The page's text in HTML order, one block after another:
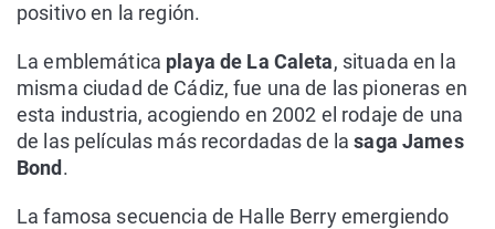
positivo en la región.
La emblemática playa de La Caleta, situada en la
misma ciudad de Cádiz, fue una de las pioneras en
esta industria, acogiendo en 2002 el rodaje de una
de las películas más recordadas de lasaga James
Bond .
La famosa secuencia de Halle Berry emergiendo